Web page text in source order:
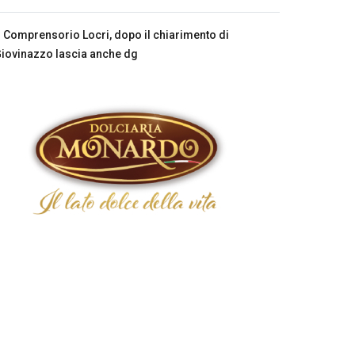
Comprensorio Locri, dopo il chiarimento di
lascia anche dg